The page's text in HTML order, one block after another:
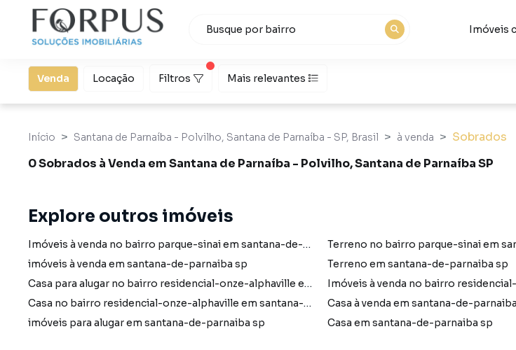
Imóveis
Venda Locação Filtros Mais relevantes
Início Santana de Parnaíba - Polvilho, Santana de Parnaíba - SP, Brasil à venda
Sobrados
0 Sobrados à Venda em Santana de Parnaíba - Polvilho, Santana de Parnaíba SP
Explore outros imóveis
Imóveis à venda no bairro parque-sinai em santana-de-parnaiba sp
imóveis à venda em santana-de-parnaiba sp
Terreno em santana-de-parnaiba sp
Casa para alugar no bairro residencial-onze-alphaville em santana-de-parnaiba sp com 2 vagas
Casa no bairro residencial-onze-alphaville em santana-de-parnaiba sp
Casa à venda em santana-de-
imóveis para alugar em santana-de-parnaiba sp
Casa em santana-de-parnaiba sp